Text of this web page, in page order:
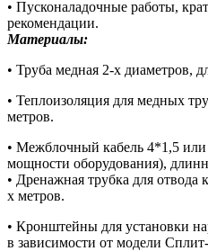
• Пусконаладочные работы,
рекомендации.
Материалы:
• Труба медная 2-х диаметров,
• Теплоизоляция для медных
метров.
• Межблочный кабель 4*1,5 или
мощности оборудования),
• Дренажная трубка для отвода
х метров.
• Кронштейны для установки
в зависимости от модели